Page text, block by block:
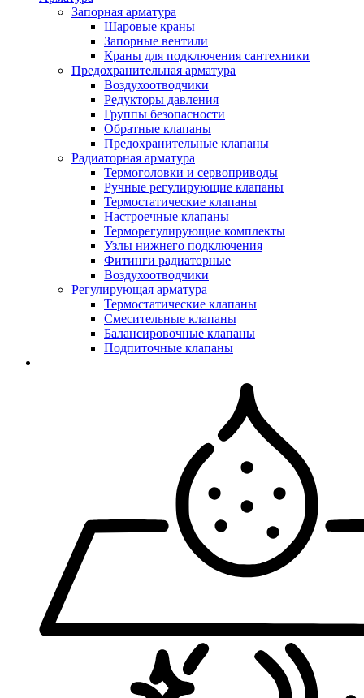
Запорная арматура
Шаровые краны
Запорные вентили
Краны для подключения сантехники
Предохранительная арматура
Воздухоотводчики
Редукторы давления
Группы безопасности
Обратные клапаны
Предохранительные клапаны
Радиаторная арматура
Термоголовки и сервоприводы
Ручные регулирующие клапаны
Термостатические клапаны
Настроечные клапаны
Терморегулирующие комплекты
Узлы нижнего подключения
Фитинги радиаторные
Воздухоотводчики
Регулирующая арматура
Термостатические клапаны
Смесительные клапаны
Балансировочные клапаны
Подпиточные клапаны